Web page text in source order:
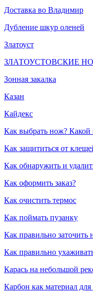
Доставка во Владимир
Дубление шкур оленей
Златоуст
ЗЛАТОУСТОВСКИЕ
Зонная закалка
Казан
Кайдекс
Как выбрать нож? Какой
Как защититься от
Как обнаружить и
Как оформить заказ?
Как очистить термос
Как поймать пузанку
Как правильно заточить
Как правильно
Карась на небольшой
Карбон как материал